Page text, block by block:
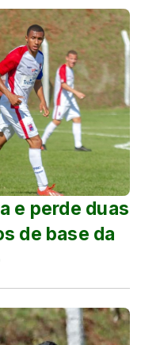
e perde duas
de base da